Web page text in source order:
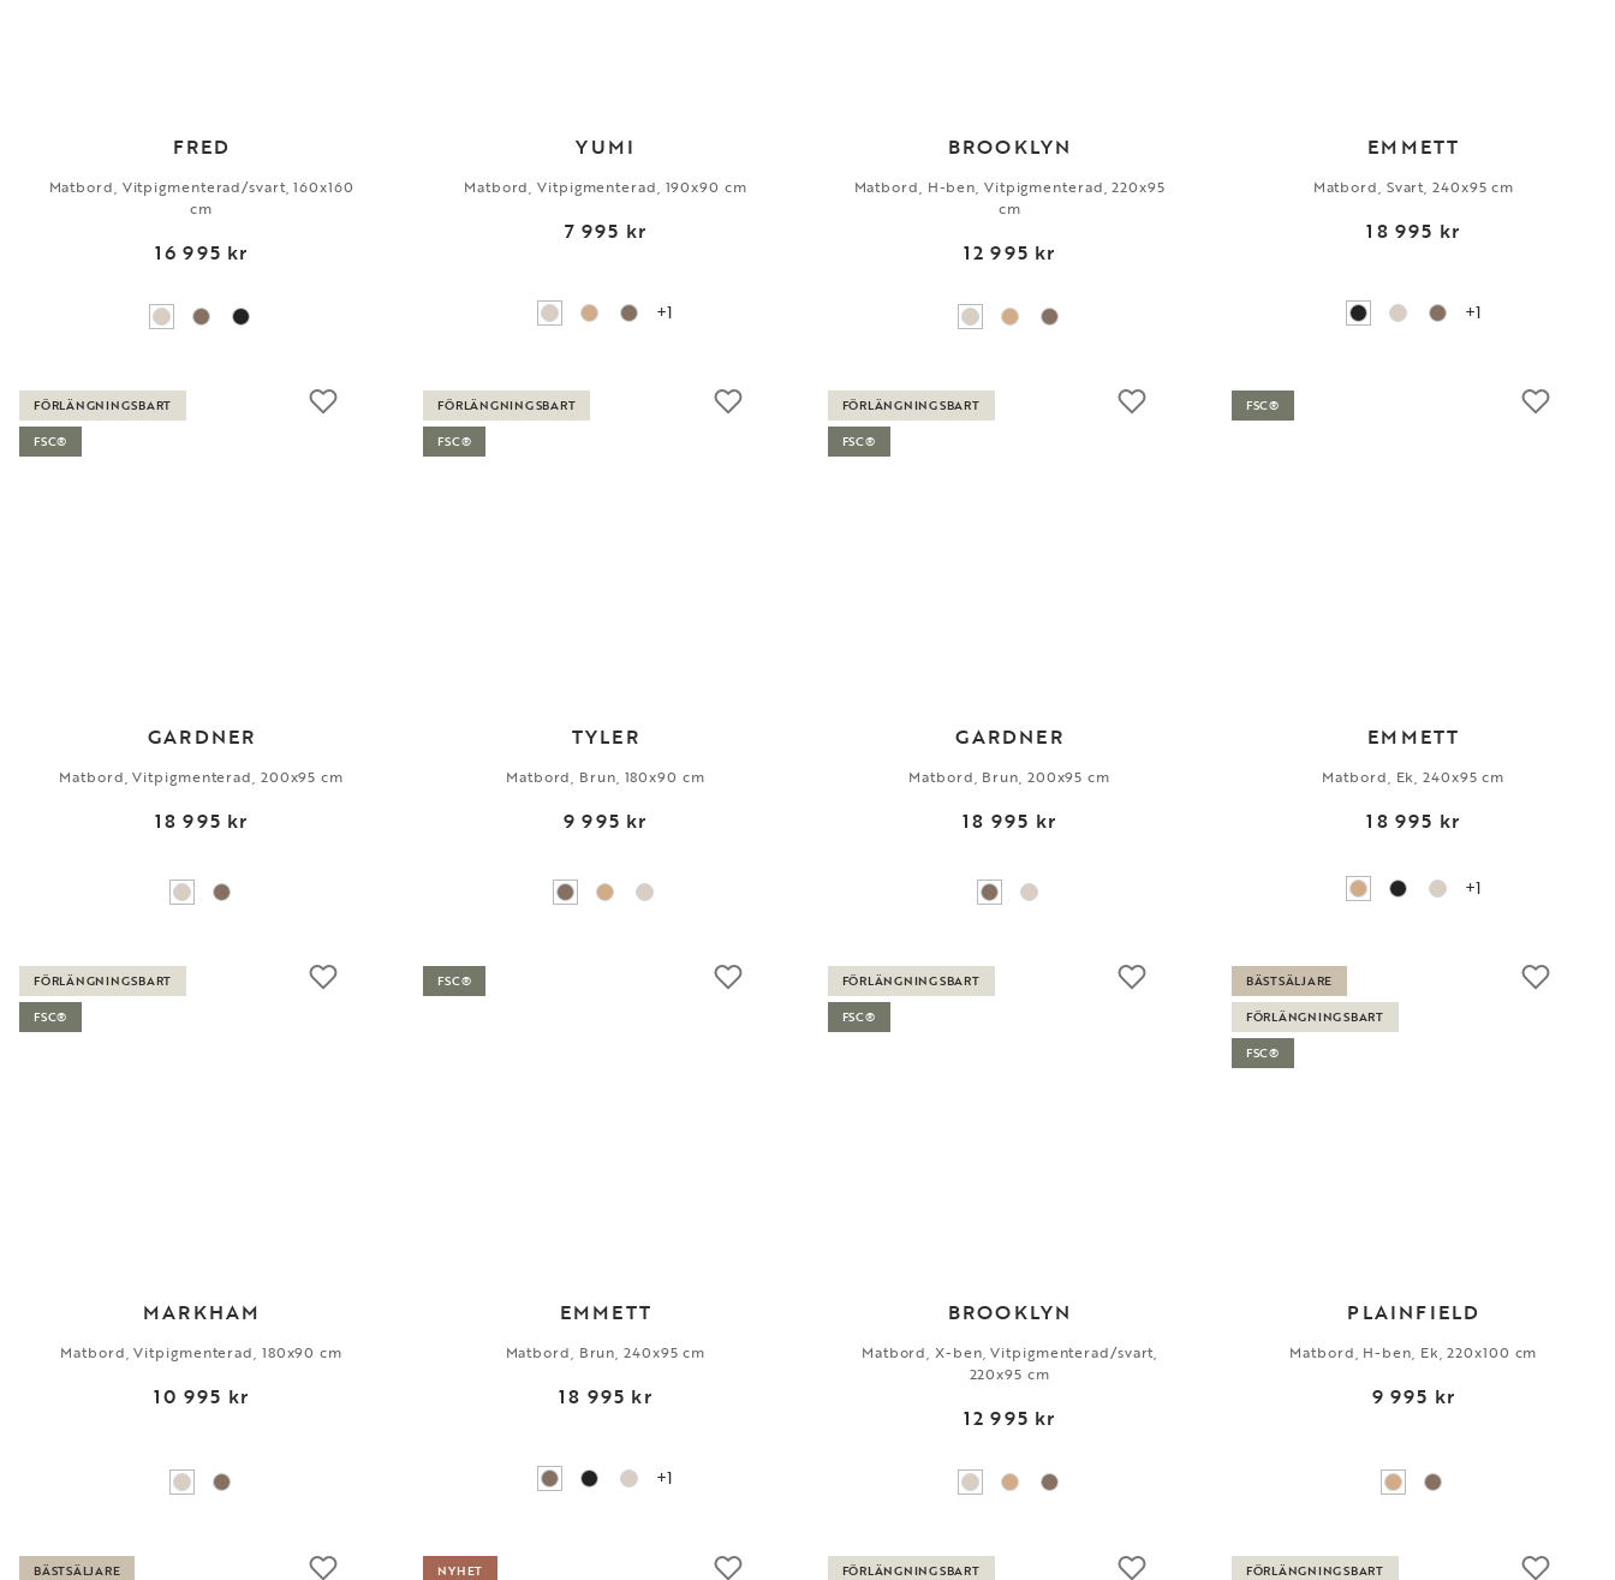
FRED
Matbord, Vitpigmenterad/svart, 160x160
cm
16 995 kr
YUMI
Matbord, Vitpigmenterad, 190x90 cm
7 995 kr
+1
BROOKLYN
Matbord, H-ben, Vitpigmenterad, 220x95
cm
12 995 kr
EMMETT
Matbord, Svart, 240x95 cm
18 995 kr
+1
GARDNER
Matbord, Vitpigmenterad, 200x95 cm
18 995 kr
FÖRLÄNGNINGSBART
FSC®
TYLER
Matbord, Brun, 180x90 cm
9 995 kr
FÖRLÄNGNINGSBART
FSC®
GARDNER
Matbord, Brun, 200x95 cm
18 995 kr
FÖRLÄNGNINGSBART
FSC®
EMMETT
Matbord, Ek, 240x95 cm
18 995 kr
+1
FSC®
MARKHAM
Matbord, Vitpigmenterad, 180x90 cm
10 995 kr
FÖRLÄNGNINGSBART
FSC®
EMMETT
Matbord, Brun, 240x95 cm
18 995 kr
+1
FSC®
BROOKLYN
Matbord, X-ben, Vitpigmenterad/svart,
220x95 cm
12 995 kr
FÖRLÄNGNINGSBART
FSC®
PLAINFIELD
Matbord, H-ben, Ek, 220x100 cm
9 995 kr
BÄSTSÄLJARE
FÖRLÄNGNINGSBART
FSC®
BÄSTSÄLJARE NYHET FÖRLÄNGNINGSBART FÖRLÄNGNINGSBART